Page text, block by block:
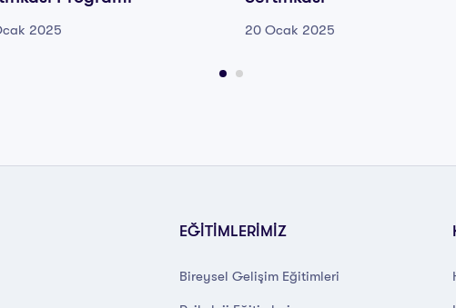
2025 20 Ocak 2025
EĞİTİMLERİMİZ
Bireysel Gelişim Eğitimleri